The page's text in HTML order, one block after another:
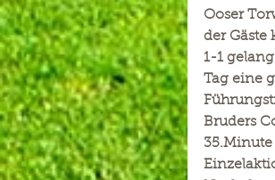
Ooser
der
1-1
Tag eine
Bruders